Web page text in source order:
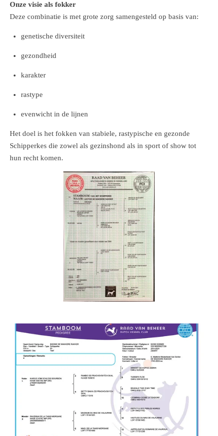
Onze visie als fokker
Deze combinatie is met grote zorg samengesteld op basis van:
genetische diversiteit
gezondheid
karakter
rastype
evenwicht in de lijnen
Het doel is het fokken van stabiele, rastypische en gezonde
Schipperkes die zowel als gezinshond als in sport of show tot
hun recht komen.